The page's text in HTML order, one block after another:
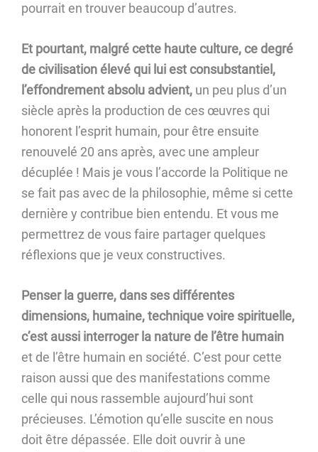
pourrait en trouver beaucoup d’autres.
Et pourtant, malgré cette haute culture, ce degré
de civilisation élevé qui lui est consubstantiel,
l’effondrement absolu advient, un peu plus d’un
siècle après la production de ces œuvres qui
honorent l’esprit humain, pour être ensuite
renouvelé 20 ans après, avec une ampleur
décuplée ! Mais je vous l’accorde la Politique ne
se fait pas avec de la philosophie, même si cette
dernière y contribue bien entendu. Et vous me
permettrez de vous faire partager quelques
réflexions que je veux constructives.
Penser la guerre, dans ses différentes
dimensions, humaine, technique voire spirituelle,
c’est aussi interroger la nature de l’être humain
et de l’être humain en société. C’est pour cette
raison aussi que des manifestations comme
celle qui nous rassemble aujourd’hui sont
précieuses. L’émotion qu’elle suscite en nous
doit être dépassée. Elle doit ouvrir à une